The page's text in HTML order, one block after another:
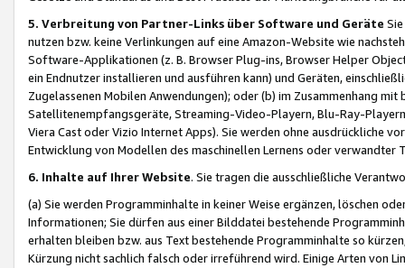
5. Verbreitung von Partner-Links über Software und Geräte
nutzen bzw. keine Verlinkungen auf eine Amazon-Website wie
Software-Applikationen (z. B. Browser Plug-ins, Browser Helper
ein Endnutzer installieren und ausführen kann) und Geräten,
Zugelassenen Mobilen Anwendungen); oder (b) im Zusammenhang
Satellitenempfangsgeräte, Streaming-Video-Playern, Blu-Ray-
Viera Cast oder Vizio Internet Apps). Sie werden ohne ausdrückliche
Entwicklung von Modellen des maschinellen Lernens oder
6. Inhalte auf Ihrer Website. Sie tragen die ausschließliche
(a) Sie werden Programminhalte in keiner Weise ergänzen, löschen
Informationen; Sie dürfen aus einer Bilddatei bestehende
erhalten bleiben bzw. aus Text bestehende Programminhalte so
Kürzung nicht sachlich falsch oder irreführend wird. Einige Arten von